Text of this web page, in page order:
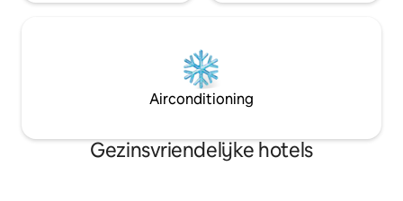
Airconditioning
Gezinsvriendelijke hotels